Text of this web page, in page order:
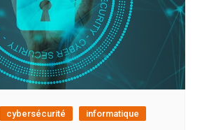
cybersécurité informatique